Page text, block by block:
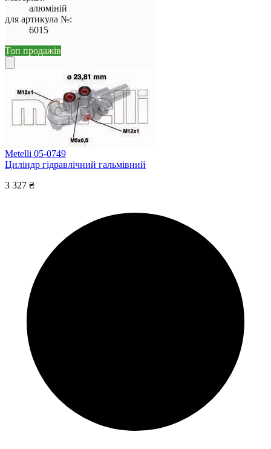
алюміній
для артикула №:
6015
Топ продажів
Metelli 05-0749
Циліндр гідравлічний гальмівний
3 327 ₴